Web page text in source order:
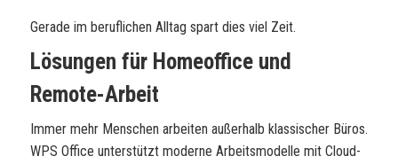
Gerade im beruflichen Alltag spart dies viel Zeit.
Lösungen für Homeoffice und
Remote-Arbeit
Immer mehr Menschen arbeiten außerhalb klassischer Büros.
WPS Office unterstützt moderne Arbeitsmodelle mit Cloud-